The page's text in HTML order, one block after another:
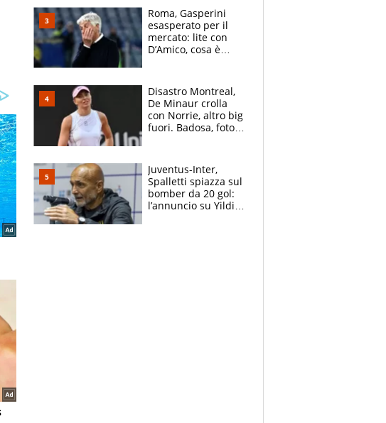
Roma, Gasperini
esasperato per il
mercato: lite con
D’Amico, cosa è
Disastro Montreal,
De Minaur crolla
con Norrie, altro big
fuori. Badosa, foto
Juventus-Inter,
Spalletti spiazza sul
bomber da 20 gol:
l’annuncio su Yildiz